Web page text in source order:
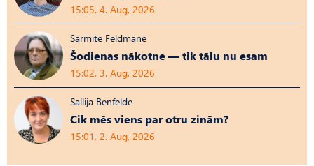
15:05, 4. Aug, 2026
Sarmīte Feldmane
Šodienas nākotne — tik tālu nu esam
15:02, 3. Aug, 2026
Sallija Benfelde
Cik mēs viens par otru zinām?
15:01, 2. Aug, 2026